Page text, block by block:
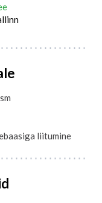
liitumine